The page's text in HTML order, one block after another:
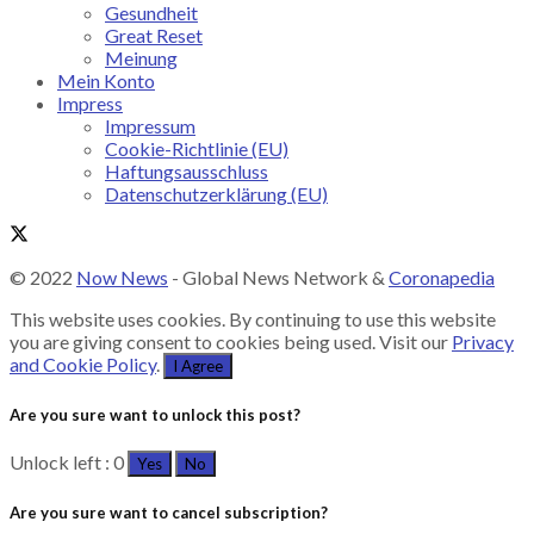
Gesundheit
Great Reset
Meinung
Mein Konto
Impress
Impressum
Cookie-Richtlinie (EU)
Haftungsausschluss
Datenschutzerklärung (EU)
© 2022 Now News - Global News Network & Coronapedia
This website uses cookies. By continuing to use this website
you are giving consent to cookies being used. Visit our Privacy
and Cookie Policy. I Agree
Are you sure want to unlock this post?
Unlock left : 0 Yes No
Are you sure want to cancel subscription?